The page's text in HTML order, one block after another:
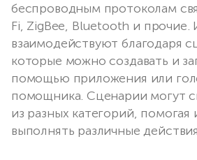
беспроводным протоколам
Fi, ZigBee, Bluetooth и прочие.
взаимодействуют благодаря
которые можно создавать и
помощью приложения или
помощника. Сценарии могут
из разных категорий,
выполнять различные